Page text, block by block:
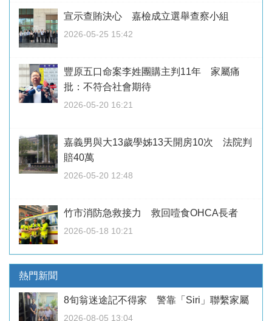
宣示查賄決心 嘉檢成立選舉查察小組
2026-05-25 15:42
豐原五口命案李姓團購主判11年 家屬痛
批：不符合社會期待
2026-05-20 16:21
嘉義男與大13歲學姊13天開房10次 法院判
賠40萬
2026-05-20 12:48
竹市消防急救接力 救回噎食OHCA長者
2026-05-18 10:21
熱門新聞
8旬翁迷途記不得家 警靠「Siri」聯繫家屬
2026-08-05 13:04